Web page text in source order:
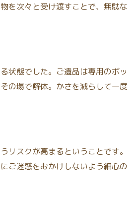
を次々と受け渡すことで、無駄な
状態でした。ご遺品は専用のボッ
の場で解体。かさを減らして一度
リスクが高まるということです。
ご迷惑をおかけしないよう細心の